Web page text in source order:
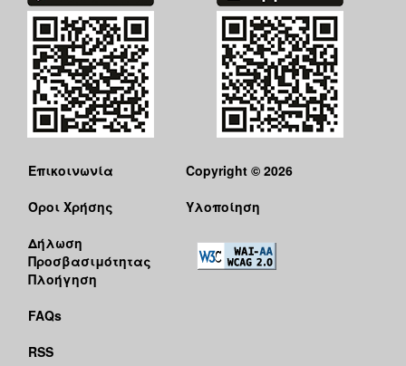
Επικοινωνία
Όροι Χρήσης
Δήλωση
Προσβασιμότητας
Πλοήγηση
FAQs
RSS
Copyright © 2026
Υλοποίηση